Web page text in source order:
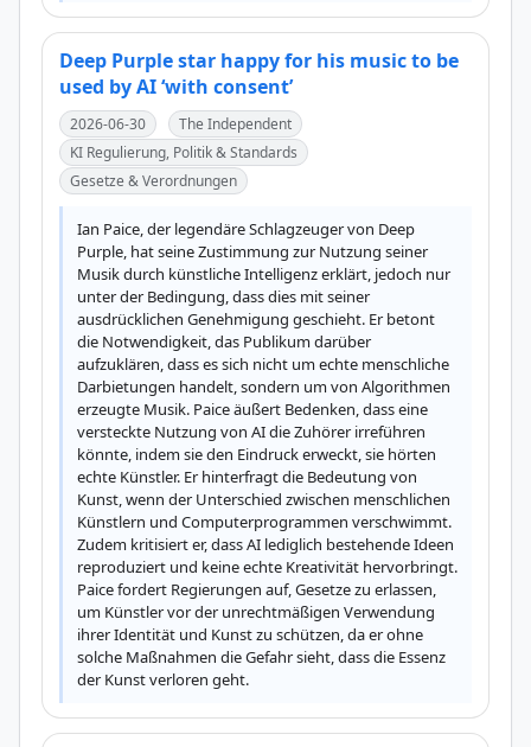
Deep Purple star happy for his music to be
used by AI ‘with consent’
2026-06-30
The Independent
KI Regulierung, Politik & Standards
Gesetze & Verordnungen
Ian Paice, der legendäre Schlagzeuger von Deep
Purple, hat seine Zustimmung zur Nutzung seiner
Musik durch künstliche Intelligenz erklärt, jedoch nur
unter der Bedingung, dass dies mit seiner
ausdrücklichen Genehmigung geschieht. Er betont
die Notwendigkeit, das Publikum darüber
aufzuklären, dass es sich nicht um echte menschliche
Darbietungen handelt, sondern um von Algorithmen
erzeugte Musik. Paice äußert Bedenken, dass eine
versteckte Nutzung von AI die Zuhörer irreführen
könnte, indem sie den Eindruck erweckt, sie hörten
echte Künstler. Er hinterfragt die Bedeutung von
Kunst, wenn der Unterschied zwischen menschlichen
Künstlern und Computerprogrammen verschwimmt.
Zudem kritisiert er, dass AI lediglich bestehende Ideen
reproduziert und keine echte Kreativität hervorbringt.
Paice fordert Regierungen auf, Gesetze zu erlassen,
um Künstler vor der unrechtmäßigen Verwendung
ihrer Identität und Kunst zu schützen, da er ohne
solche Maßnahmen die Gefahr sieht, dass die Essenz
der Kunst verloren geht.